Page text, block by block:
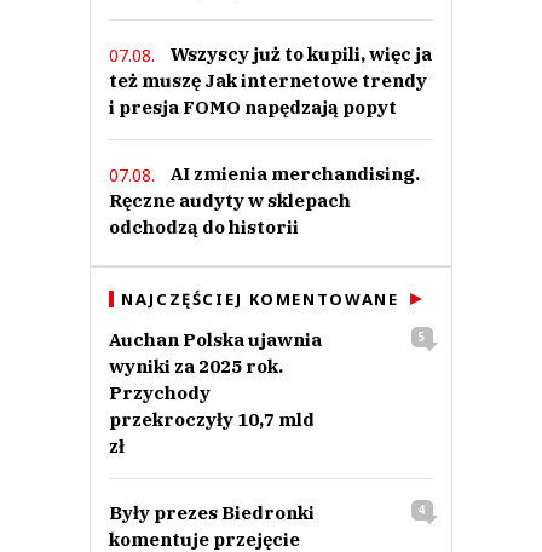
07.08.
Wszyscy już to kupili, więc ja
też muszę Jak internetowe trendy
i presja FOMO napędzają popyt
07.08.
AI zmienia merchandising.
Ręczne audyty w sklepach
odchodzą do historii
NAJCZĘŚCIEJ KOMENTOWANE
Auchan Polska ujawnia
wyniki za 2025 rok.
Przychody
przekroczyły 10,7 mld
zł
5
Były prezes Biedronki
komentuje przejęcie
4